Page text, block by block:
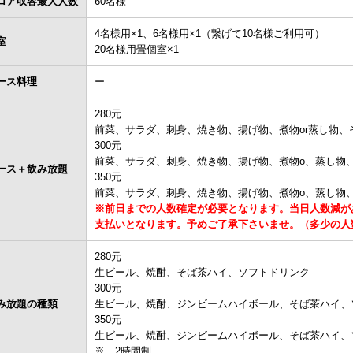
4名様用×1、6名様用×1（繋げて10名様ご利用可）
20名様用畳個室×1
ス料理 ー
ス＋飲み放題
280元
前菜、サラダ、刺身、焼き物、揚げ物、煮物or蒸し物、
300元
前菜、サラダ、刺身、焼き物、揚げ物、煮物o、蒸し物
350元
前菜、サラダ、刺身、焼き物、揚げ物、煮物o、蒸し物
※前日までの人数確定が必要となります。当日人数減
支払いとなります。予めご了承下さいませ。（多少の
放題の種類
280元
生ビール、焼酎、そば茶ハイ、ソフトドリンク
300元
生ビール、焼酎、ジンビームハイボール、そば茶ハイ
350元
生ビール、焼酎、ジンビームハイボール、そば茶ハイ